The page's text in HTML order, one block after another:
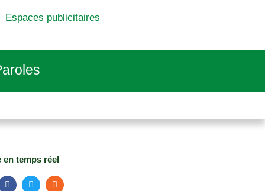
Espaces publicitaires
en temps réel